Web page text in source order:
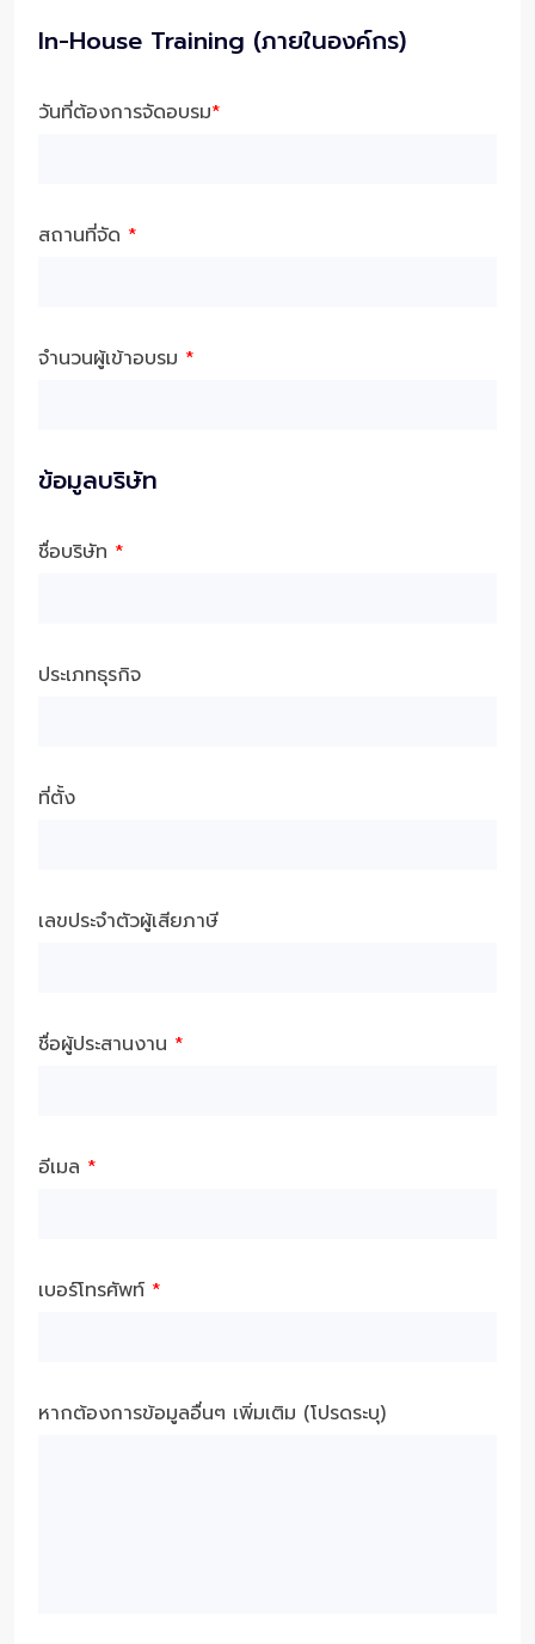
In-House Training (ภายในองค์กร)
วันที่ต้องการจัดอบรม*
สถานที่จัด *
จำนวนผู้เข้าอบรม *
ข้อมูลบริษัท
ชื่อบริษัท *
ประเภทธุรกิจ
ที่ตั้ง
เลขประจำตัวผู้เสียภาษี
ชื่อผู้ประสานงาน *
อีเมล *
เบอร์โทรศัพท์ *
หากต้องการข้อมูลอื่นๆ เพิ่มเติม (โปรดระบุ)